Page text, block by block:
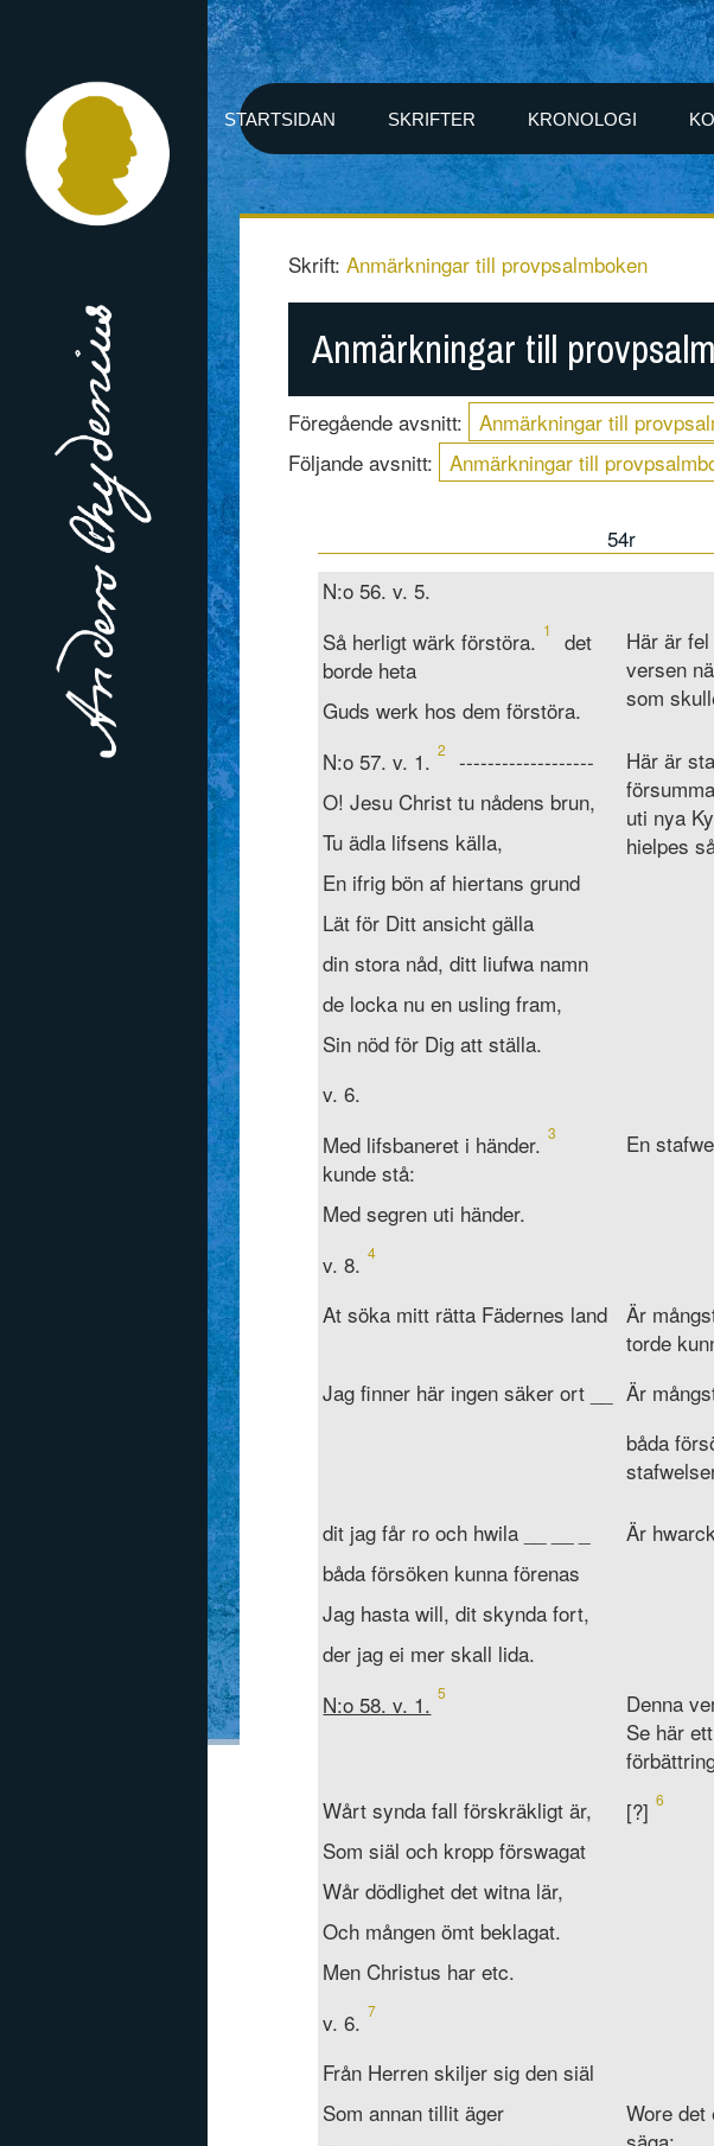
STARTSIDAN SKRIFTER KRONOLOGI
Skrift:Anmärkningar till provpsalmboken
Anmärkningar till
Föregående avsnitt:
Anmärkningar till
Följande avsnitt:
Anmärkningar till
54r
N:o 56. v. 5.
Så herligt wärk förstöra. 1
det
borde heta
Guds werk hos dem förstöra.
Här är
versen
som
N:o 57. v. 1. 2
-------------------
O! Jesu Christ tu nådens brun,
Tu ädla lifsens källa,
En ifrig bön af hiertans grund
Lät för Ditt ansicht gälla
din stora nåd, ditt liufwa namn
de locka nu en usling fram,
Sin nöd för Dig att ställa.
Här är
uti nya
hielpes
v. 6.
Med lifsbaneret i händer. 3
kunde stå:
Med segren uti händer.
En
v. 8. 4
At söka mitt rätta Fädernes land
Är
torde
Jag finner här ingen säker ort __
Är
båda
dit jag får ro och hwila __ __ _
båda försöken kunna förenas
Jag hasta will, dit skynda fort,
der jag ei mer skall lida.
Är
N:o 58. v. 1. 5
Denna
Se här
Wårt synda fall förskräkligt är,
Som siäl och kropp förswagat
Wår dödlighet det witna lär,
Och mången ömt beklagat.
Men Christus har etc.
[?] 6
v. 6. 7
Från Herren skiljer sig den siäl
Som annan tillit äger
Wore